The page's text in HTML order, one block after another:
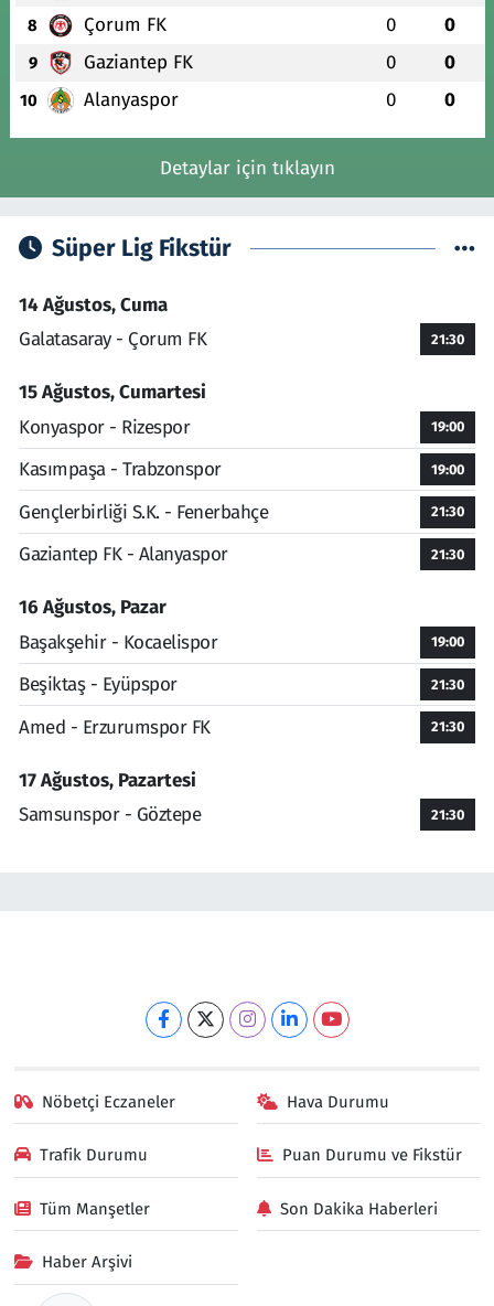
8 Çorum FK 0 0
9 Gaziantep FK 0 0
10 Alanyaspor 0 0
Detaylar için tıklayın
Süper Lig Fikstür
14 Ağustos, Cuma
Galatasaray - Çorum FK
21:30
15 Ağustos, Cumartesi
Konyaspor - Rizespor
19:00
Kasımpaşa - Trabzonspor 19:00
Gençlerbirliği S.K. - Fenerbahçe 21:30
Gaziantep FK - Alanyaspor 21:30
16 Ağustos, Pazar
Başakşehir - Kocaelispor
19:00
Beşiktaş - Eyüpspor 21:30
Amed - Erzurumspor FK 21:30
17 Ağustos, Pazartesi
Samsunspor - Göztepe
21:30
Nöbetçi Eczaneler Hava Durumu
Trafik Durumu Puan Durumu ve Fikstür
Tüm Manşetler Son Dakika Haberleri
Haber Arşivi